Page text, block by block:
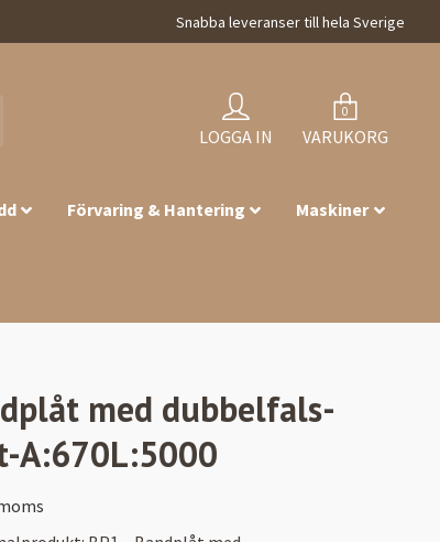
Snabba leveranser till hela Sverige
LOGGA IN
0
VARUKORG
Förvaring & Hantering Maskiner
med dubbelfals-
A:670L:5000